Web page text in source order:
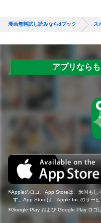
漫画無料試し読みならdブック ス
アプリなら
Appleのロゴ、App Storeは、米国もし
す。App Storeは、Apple Inc.のサービ
Google Play および Google Play ロゴ